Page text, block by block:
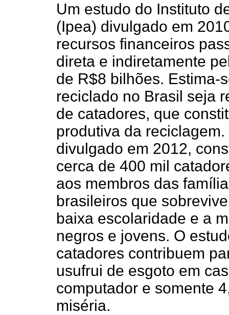
Um estudo do Instituto
(Ipea) divulgado em
recursos financeiros
direta e indiretamente
de R$8 bilhões. Estima-
reciclado no Brasil seja
de catadores, que
produtiva da
divulgado em 2012,
cerca de 400 mil
aos membros das
brasileiros que
baixa escolaridade e a
negros e jovens. O
catadores contribuem
usufrui de esgoto em
computador e somente
miséria.